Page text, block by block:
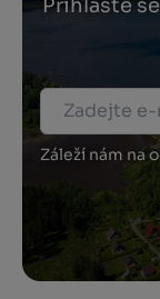
Přihlaste
Záleží nám na